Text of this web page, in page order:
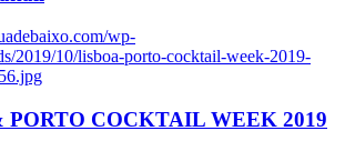
wp-
2019/10/lisboa-porto-cocktail-week-2019-
PORTO COCKTAIL WEEK 2019